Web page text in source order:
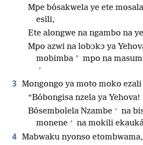
Mpe bósakwela ye ete
esili,
Ete alongwe na ngambo na
Mpo azwi na lobɔkɔ ya
mobimba * mpo na
+
3 Mongongo ya moto moko ezali
“Bóbongisa nzela ya Yehova!
Bósembolela Nzambe + na
monene + na mokili
4 Mabwaku nyonso etombwama,